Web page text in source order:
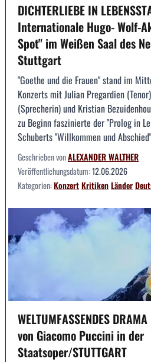
DICHTERLIEBE IN
Internationale Hugo- Wolf-
Spot" im Weißen Saal des
Stuttgart
"Goethe und die Frauen" stand im
Konzerts mit Julian Pregardien
(Sprecherin) und Kristian
zu Beginn faszinierte der "Prolog in
Schuberts "Willkommen und
Geschrieben vonALEXANDER WALTHER
Veröffentlichungsdatum:12.06.2026
Kategorien:KonzertKritikenLänder
WELTUMFASSENDES
von Giacomo Puccini in der
Staatsoper/STUTTGART